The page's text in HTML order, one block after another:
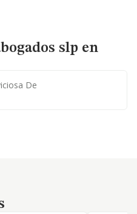
slp en
De